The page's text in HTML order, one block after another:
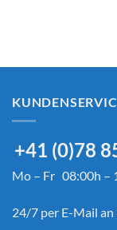
+41 (0)78
Mo – Fr 08:00h –
24/7 per E-Mail an